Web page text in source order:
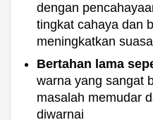
dengan
tingkat cahaya dan
meningkatkan
Bertahan lama
warna yang sangat
masalah memudar
diwarnai